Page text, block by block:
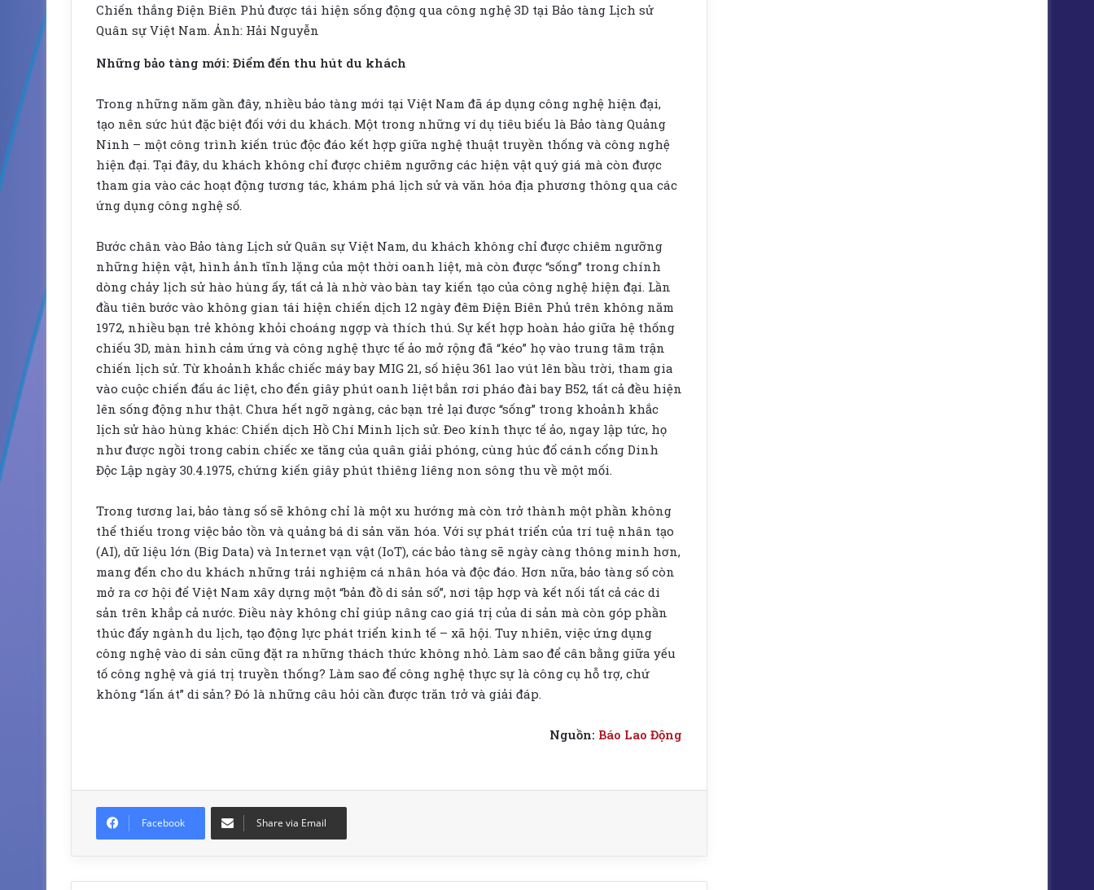
Chiến thắng Điện Biên Phủ được tái hiện sống động qua công nghệ 3D tại Bảo tàng Lịch sử
Quân sự Việt Nam. Ảnh: Hải Nguyễn
Những bảo tàng mới: Điểm đến thu hút du khách
Trong những năm gần đây, nhiều bảo tàng mới tại Việt Nam đã áp dụng công nghệ hiện đại,
tạo nên sức hút đặc biệt đối với du khách. Một trong những ví dụ tiêu biểu là Bảo tàng Quảng
Ninh – một công trình kiến trúc độc đáo kết hợp giữa nghệ thuật truyền thống và công nghệ
hiện đại. Tại đây, du khách không chỉ được chiêm ngưỡng các hiện vật quý giá mà còn được
tham gia vào các hoạt động tương tác, khám phá lịch sử và văn hóa địa phương thông qua các
ứng dụng công nghệ số.
Bước chân vào Bảo tàng Lịch sử Quân sự Việt Nam, du khách không chỉ được chiêm ngưỡng
những hiện vật, hình ảnh tĩnh lặng của một thời oanh liệt, mà còn được “sống” trong chính
dòng chảy lịch sử hào hùng ấy, tất cả là nhờ vào bàn tay kiến tạo của công nghệ hiện đại. Lần
đầu tiên bước vào không gian tái hiện chiến dịch 12 ngày đêm Điện Biên Phủ trên không năm
1972, nhiều bạn trẻ không khỏi choáng ngợp và thích thú. Sự kết hợp hoàn hảo giữa hệ thống
chiếu 3D, màn hình cảm ứng và công nghệ thực tế ảo mở rộng đã “kéo” họ vào trung tâm trận
chiến lịch sử. Từ khoảnh khắc chiếc máy bay MIG 21, số hiệu 361 lao vút lên bầu trời, tham gia
vào cuộc chiến đấu ác liệt, cho đến giây phút oanh liệt bắn rơi pháo đài bay B52, tất cả đều hiện
lên sống động như thật. Chưa hết ngỡ ngàng, các bạn trẻ lại được “sống” trong khoảnh khắc
lịch sử hào hùng khác: Chiến dịch Hồ Chí Minh lịch sử. Đeo kính thực tế ảo, ngay lập tức, họ
như được ngồi trong cabin chiếc xe tăng của quân giải phóng, cùng húc đổ cánh cổng Dinh
Độc Lập ngày 30.4.1975, chứng kiến giây phút thiêng liêng non sông thu về một mối.
Trong tương lai, bảo tàng số sẽ không chỉ là một xu hướng mà còn trở thành một phần không
thể thiếu trong việc bảo tồn và quảng bá di sản văn hóa. Với sự phát triển của trí tuệ nhân tạo
(AI), dữ liệu lớn (Big Data) và Internet vạn vật (IoT), các bảo tàng sẽ ngày càng thông minh hơn,
mang đến cho du khách những trải nghiệm cá nhân hóa và độc đáo. Hơn nữa, bảo tàng số còn
mở ra cơ hội để Việt Nam xây dựng một “bản đồ di sản số”, nơi tập hợp và kết nối tất cả các di
sản trên khắp cả nước. Điều này không chỉ giúp nâng cao giá trị của di sản mà còn góp phần
thúc đẩy ngành du lịch, tạo động lực phát triển kinh tế – xã hội. Tuy nhiên, việc ứng dụng
công nghệ vào di sản cũng đặt ra những thách thức không nhỏ. Làm sao để cân bằng giữa yếu
tố công nghệ và giá trị truyền thống? Làm sao để công nghệ thực sự là công cụ hỗ trợ, chứ
không “lấn át” di sản? Đó là những câu hỏi cần được trăn trở và giải đáp.
Nguồn: Báo Lao Động
Facebook Share via Email